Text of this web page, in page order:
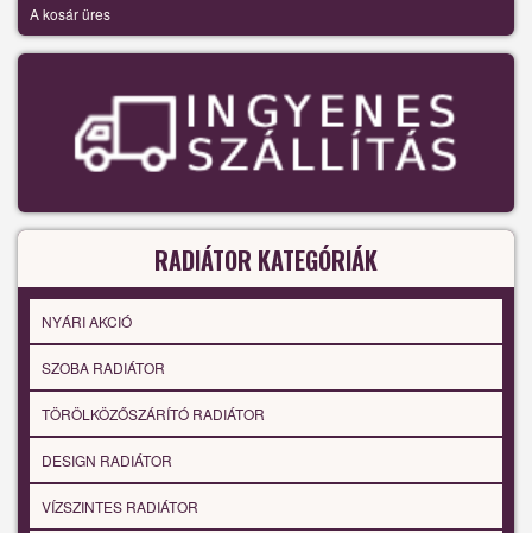
A kosár üres
RADIÁTOR KATEGÓRIÁK
NYÁRI AKCIÓ
SZOBA RADIÁTOR
TÖRÖLKÖZŐSZÁRÍTÓ RADIÁTOR
DESIGN RADIÁTOR
VÍZSZINTES RADIÁTOR